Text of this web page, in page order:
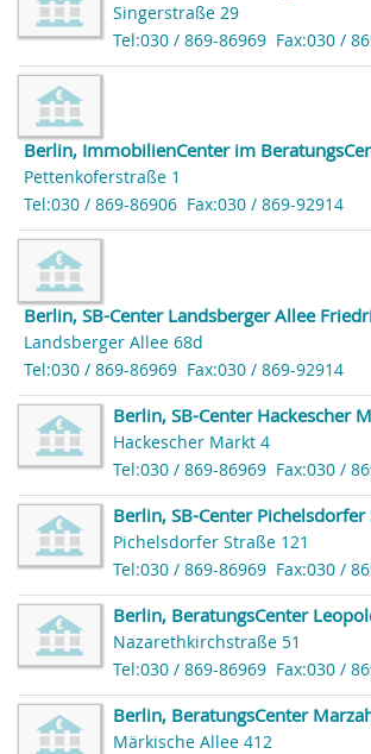
Singerstraße 29
Tel:030 / 869-86969 Fax:030 /
Berlin, ImmobilienCenter im
Pettenkoferstraße 1
Tel:030 / 869-86906 Fax:030 / 869-92914
Berlin, SB-Center Landsberger Allee
Landsberger Allee 68d
Tel:030 / 869-86969 Fax:030 / 869-92914
Berlin, SB-Center Hackescher
Hackescher Markt 4
Tel:030 / 869-86969 Fax:030 /
Berlin, SB-Center Pichelsdorfer
Pichelsdorfer Straße 121
Tel:030 / 869-86969 Fax:030 /
Berlin, BeratungsCenter
Nazarethkirchstraße 51
Tel:030 / 869-86969 Fax:030 /
Berlin, BeratungsCenter
Märkische Allee 412